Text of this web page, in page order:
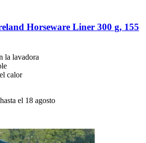
Horseware Liner 300 g, 155
la lavadora
calor
el 18 agosto